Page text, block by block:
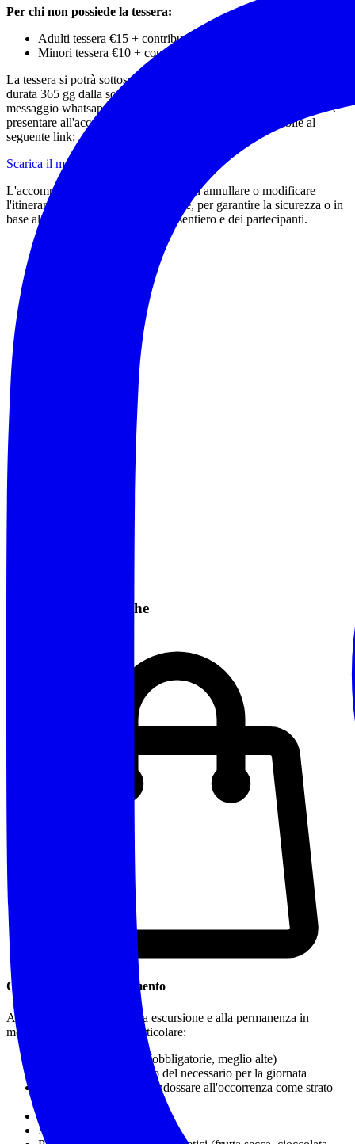
Per chi non possiede la tessera:
Adulti tessera €15 + contributo di partecipazione €10
Minori tessera €10 + contributo partecipazione €5
La tessera si potrà sottoscrivere il giorno stesso dell'escursione,
durata 365 gg dalla sottoscrizione, avendo avuto cura di indicare nel
messaggio whatsapp anche luogo e data di nascita e di compilare e
presentare all'accompagnatore l'apposito modulo scaricabile al
seguente link:
Scarica il modulo di tesseramento
L'accompagnatore si riserva il diritto di annullare o modificare
l'itinerario proposto a sua discrezione, per garantire la sicurezza o in
base alle condizioni del meteo del sentiero e dei partecipanti.
Informazioni Pratiche
Cosa Portare / Abbigliamento
Abbigliamento idoneo a una escursione e alla permanenza in
montagna o in natura, in particolare:
(obbligatorie, meglio alte)
Zaino adatto al trasporto del necessario per la giornata
Capo impermeabile da indossare all'occorrenza come strato
Almeno 1 litro e 1/2 d'acqua